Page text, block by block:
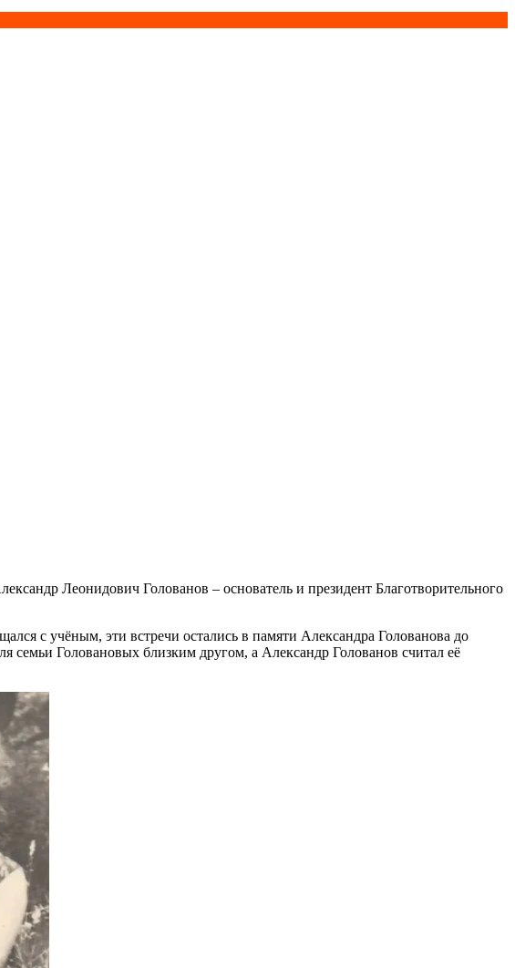
Леонидович Голованов – основатель и президент Благотворительного
с учёным, эти встречи остались в памяти Александра Голованова до
Головановых близким другом, а Александр Голованов считал её